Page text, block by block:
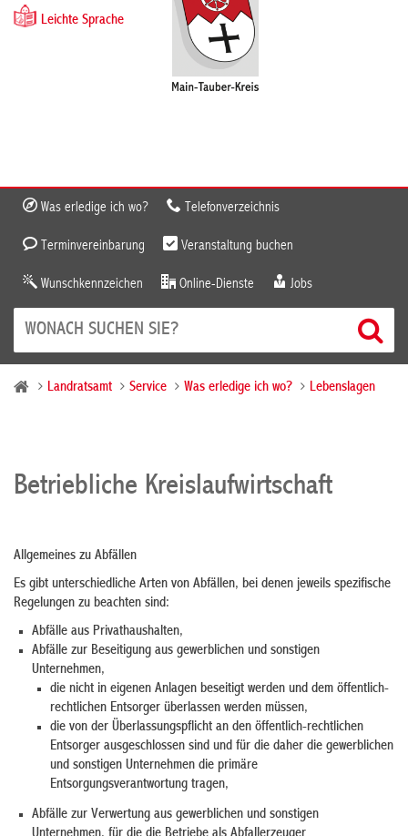
Leichte Sprache
Was erledige ich wo? Telefonverzeichnis
Terminvereinbarung Veranstaltung buchen
Wunschkennzeichen Online-Dienste Jobs
Landratsamt Service Was erledige ich wo? Lebenslagen
Betriebliche Kreislaufwirtschaft
Allgemeines zu Abfällen
Es gibt unterschiedliche Arten von Abfällen, bei denen jeweils spezifische
Regelungen zu beachten sind:
Abfälle aus Privathaushalten,
Abfälle zur Beseitigung aus gewerblichen und sonstigen
Unternehmen,
die nicht in eigenen Anlagen beseitigt werden und dem öffentlich-
rechtlichen Entsorger überlassen werden müssen,
die von der Überlassungspflicht an den öffentlich-rechtlichen
Entsorger ausgeschlossen sind und für die daher die gewerblichen
und sonstigen Unternehmen die primäre
Entsorgungsverantwortung tragen,
Abfälle zur Verwertung aus gewerblichen und sonstigen